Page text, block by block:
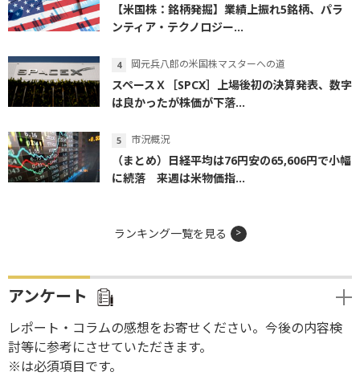
【米国株：銘柄発掘】業績上振れ5銘柄、パラ
ンティア・テクノロジー...
岡元兵八郎の米国株マスターへの道
スペースＸ［SPCX］上場後初の決算発表、数字
は良かったが株価が下落...
市況概況
（まとめ）日経平均は76円安の65,606円で小幅
に続落 来週は米物価指...
ランキング一覧を見る
アンケート
レポート・コラムの感想をお寄せください。今後の内容検
討等に参考にさせていただきます。
※は必須項目です。